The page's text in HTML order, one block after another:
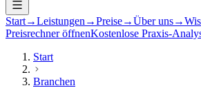
Start→Leistungen →Preise→Über uns→
Preisrechner öffnenKostenlose Praxis-
Start
Branchen